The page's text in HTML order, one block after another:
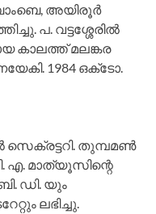
അയിരൂര്‍
പ. വട്ടശ്ശേരില്‍
കാലത്ത്‌ മലങ്കര
1984 ഒക്‌ടോ.
സെക്രട്ടറി. തുമ്പമണ്‍
എ. മാത്യൂസിന്റെ
ഡി. യും
ലഭിച്ചു.